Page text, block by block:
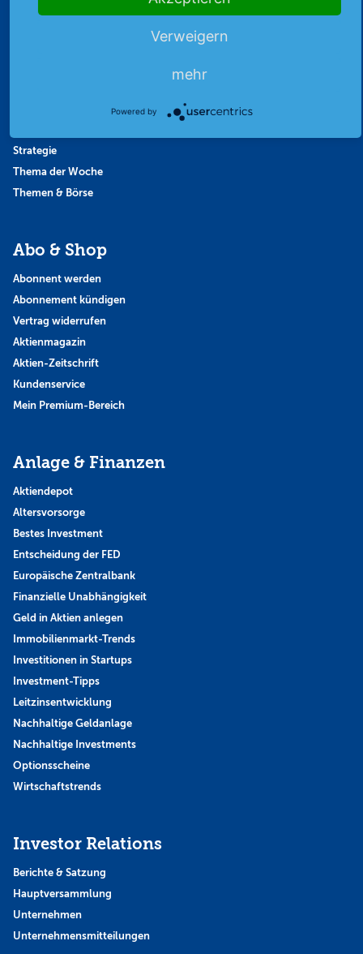
Strategie
Thema der Woche
Themen & Börse
Abo & Shop
Abonnent werden
Abonnement kündigen
Vertrag widerrufen
Aktienmagazin
Aktien-Zeitschrift
Kundenservice
Mein Premium-Bereich
Anlage & Finanzen
Aktiendepot
Altersvorsorge
Bestes Investment
Entscheidung der FED
Europäische Zentralbank
Finanzielle Unabhängigkeit
Geld in Aktien anlegen
Immobilienmarkt-Trends
Investitionen in Startups
Investment-Tipps
Leitzinsentwicklung
Nachhaltige Geldanlage
Nachhaltige Investments
Optionsscheine
Wirtschaftstrends
Investor Relations
Berichte & Satzung
Hauptversammlung
Unternehmen
Unternehmensmitteilungen
Verweigern
mehr
Powered by